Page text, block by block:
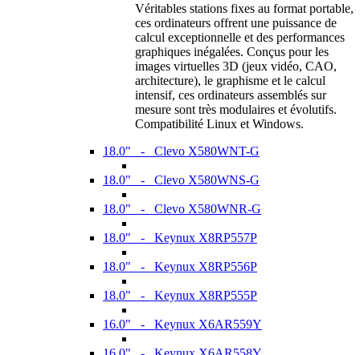
Véritables stations fixes au format portable,
ces ordinateurs offrent une puissance de
calcul exceptionnelle et des performances
graphiques inégalées. Conçus pour les
images virtuelles 3D (jeux vidéo, CAO,
architecture), le graphisme et le calcul
intensif, ces ordinateurs assemblés sur
mesure sont très modulaires et évolutifs.
Compatibilité Linux et Windows.
18.0" - Clevo X580WNT-G
18.0" - Clevo X580WNS-G
18.0" - Clevo X580WNR-G
18.0" - Keynux X8RP557P
18.0" - Keynux X8RP556P
18.0" - Keynux X8RP555P
16.0" - Keynux X6AR559Y